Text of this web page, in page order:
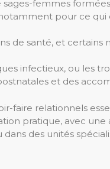
femmes
pour ce
de santé, et certains
infectieux, ou les
et des
faire relationnels
pratique, avec
des unités